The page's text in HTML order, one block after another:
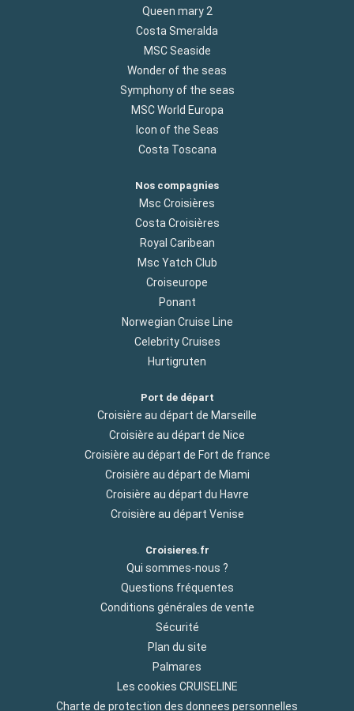
Queen mary 2
Costa Smeralda
MSC Seaside
Wonder of the seas
Symphony of the seas
MSC World Europa
Icon of the Seas
Costa Toscana
Nos compagnies
Msc Croisières
Costa Croisières
Royal Caribean
Msc Yatch Club
Croiseurope
Ponant
Norwegian Cruise Line
Celebrity Cruises
Hurtigruten
Port de départ
Croisière au départ de Marseille
Croisière au départ de Nice
Croisière au départ de Fort de france
Croisière au départ de Miami
Croisière au départ du Havre
Croisière au départ Venise
Croisieres.fr
Qui sommes-nous ?
Questions fréquentes
Conditions générales de vente
Sécurité
Plan du site
Palmares
Les cookies CRUISELINE
Charte de protection des donnees personnelles